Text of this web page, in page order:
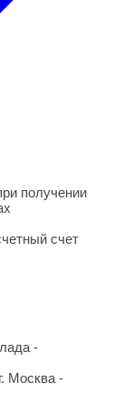
получении
счет
-
Москва -